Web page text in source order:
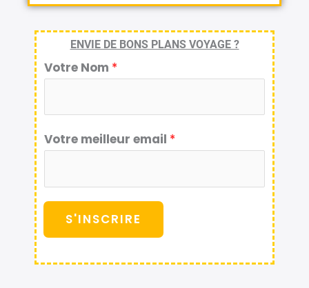
ENVIE DE BONS PLANS VOYAGE ?
Votre Nom *
Votre meilleur email *
S'INSCRIRE